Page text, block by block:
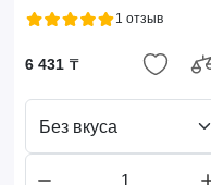
1 отзыв
6 431 ₸
Без вкуса